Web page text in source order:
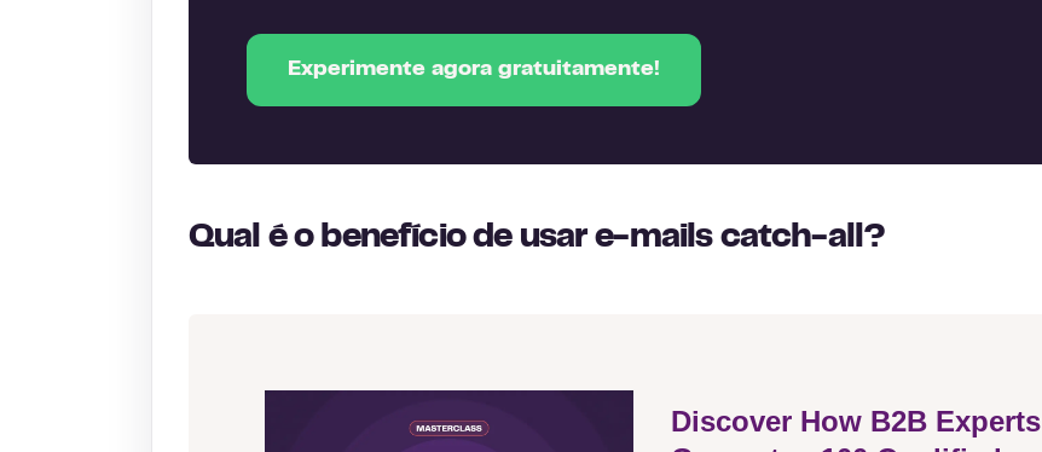
Experimente agora gratuitamente!
Qual é o benefício de usar e-mails catch-all?
Discover How B2B Experts